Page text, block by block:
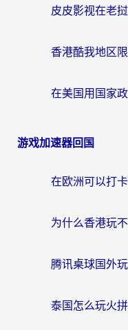
游戏加速器回国